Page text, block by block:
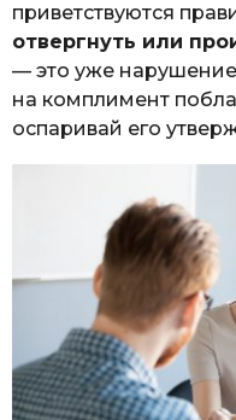
приветствуются
отвергнуть или
— это уже
на комплимент
оспаривай его